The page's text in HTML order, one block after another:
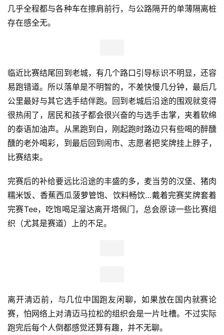
比
观
察
视
频
几乎全程都与各种车在擦肩前行，与公路隔开的单薄隔离桩
存在感全无。
临近比赛结尾回到老城，有几个路口引导标识不明显，还容
易跑错道。所以落单是不明智的，不差快慢几分钟，最后几
公里最好与其它选手结伴跑。回到老城后沿途的围观就变得
很热闹了，居民和孩子都会很兴奋的与选手击掌，夹着软绵
的泰语加油声。从黑跑到白，刚起跑时路边只有些喝的醉醺
醺的老外喝彩，到最后回到闹市、志愿者把奖牌挂上脖子，
比赛结束。
完赛后的补给要远比沿途的丰盛的多，麦当劳的汉堡、猪肉
糯米饭、香蕉西瓜菠萝管饱、饮料畅饮…戴着完赛奖牌套着
完赛Tee，吃饱喝足溜达离开塔佩门，总会原谅一些比赛组
织（尤其是赛道）上的不足。
离开清迈前，与几位中国跑友闲聊，如果放在国内就赛论
赛，怕网络上对清迈马拉松的组织会是一片吐槽。不过实际
跑完后每个人倒都感觉还算有趣，并不无聊。